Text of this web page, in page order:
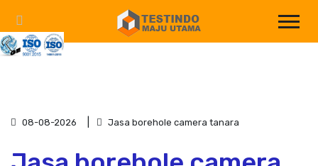
08-08-2026 Jasa borehole camera tanara